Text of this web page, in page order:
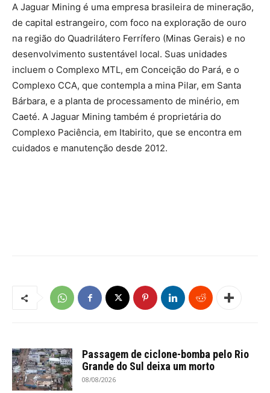
A Jaguar Mining é uma empresa brasileira de mineração,
de capital estrangeiro, com foco na exploração de ouro
na região do Quadrilátero Ferrífero (Minas Gerais) e no
desenvolvimento sustentável local. Suas unidades
incluem o Complexo MTL, em Conceição do Pará, e o
Complexo CCA, que contempla a mina Pilar, em Santa
Bárbara, e a planta de processamento de minério, em
Caeté. A Jaguar Mining também é proprietária do
Complexo Paciência, em Itabirito, que se encontra em
cuidados e manutenção desde 2012.
Passagem de ciclone-bomba pelo Rio
Grande do Sul deixa um morto
08/08/2026